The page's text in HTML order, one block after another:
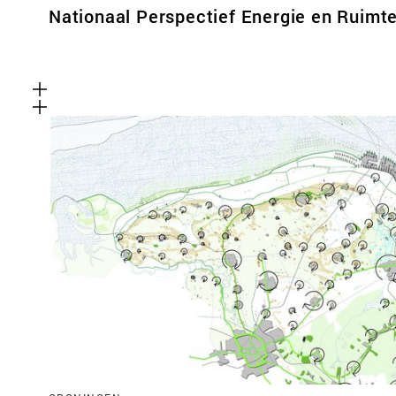
Nationaal Perspectief Energie en